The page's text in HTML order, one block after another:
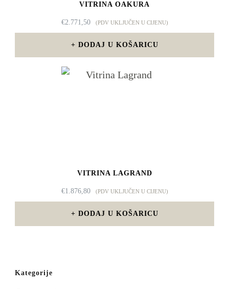
VITRINA OAKURA
€2.771,50 (PDV UKLJUČEN U CIJENU)
DODAJ U KOŠARICU
VITRINA LAGRAND
€1.876,80 (PDV UKLJUČEN U CIJENU)
DODAJ U KOŠARICU
Kategorije